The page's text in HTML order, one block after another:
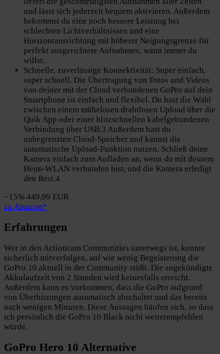
und lässt sich jederzeit bequem aktivieren. Außerdem
bekommst du eine noch bessere Leistung bei
schlechten Lichtverhältnissen und eine
Horizontausrichtung mit höherer Neigungsgrenze für
perfekt ausgerichtete Aufnahmen, wann immer du
willst.
Schnelle, zuverlässige Konnektivität: Super einfach,
super schnell. Die Übertragung von Fotos und Videos
von deiner mit der Cloud verbundenen GoPro auf dein
Smartphone ist einfach und flexibel. Du hast die Wahl
zwischen einem mühelosen drahtlosen Upload über die
Quik App oder einer blitzschnellen kabelgebundenen
Verbindung über USB.3 Außerdem hast du
unbegrenzten Cloud-Speicher und kannst die
automatische Upload-Funktion nutzen. Schließ deine
Kamera einfach zum Aufladen an, wenn du mit deinem
Heim-WLAN verbunden bist, und die Kamera erledigt
den Rest.4
−15% 449,99 EUR
zu Amazon*
Erfahrungen
Wer in den Actioncam Communities unterwegs ist, konnte
sicherlich mitverfolgen, auf wie wenig Begeisterung die
GoPro 10 aktuell in der Community stößt. Die angekündigte
Akkulaufzeit von 2 Stunden wird keinesfalls erreicht.
Außerdem kann es vorkommen, dass die GoPro aufgrund
von Überhitzungen automatisch abschaltet und das bereits
nach wenigen Minuten. Diese Aussagen häufen sich, so dass
ich persönlich die GoPro 10 Black nicht weiterempfehlen
würde.
GoPro Hero 10 Alternative